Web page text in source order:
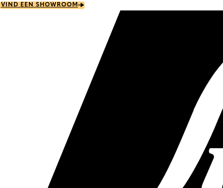
Skip
VIND EEN SHOWROOM